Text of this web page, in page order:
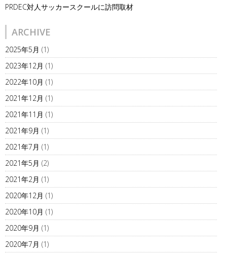
PRDEC対人サッカースクールに訪問取材
ARCHIVE
2025年5月 (1)
2023年12月 (1)
2022年10月 (1)
2021年12月 (1)
2021年11月 (1)
2021年9月 (1)
2021年7月 (1)
2021年5月 (2)
2021年2月 (1)
2020年12月 (1)
2020年10月 (1)
2020年9月 (1)
2020年7月 (1)